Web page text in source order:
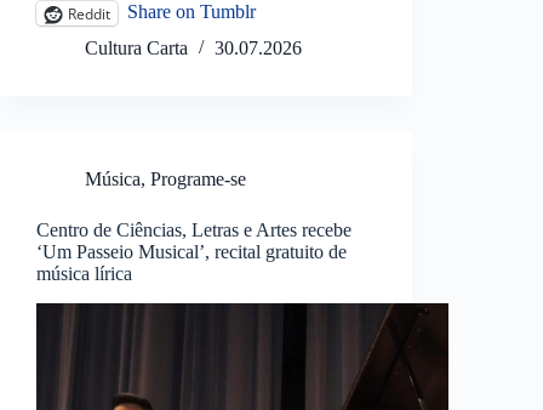
Reddit
Share on Tumblr
Cultura Carta
30.07.2026
Música, Programe-se
Centro de Ciências, Letras e Artes recebe
‘Um Passeio Musical’, recital gratuito de
música lírica